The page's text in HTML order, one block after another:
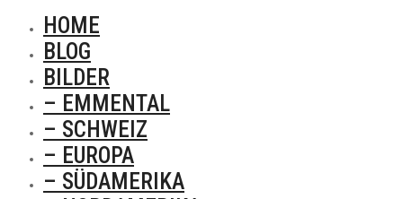
HOME
BLOG
BILDER
– EMMENTAL
– SCHWEIZ
– EUROPA
– SÜDAMERIKA